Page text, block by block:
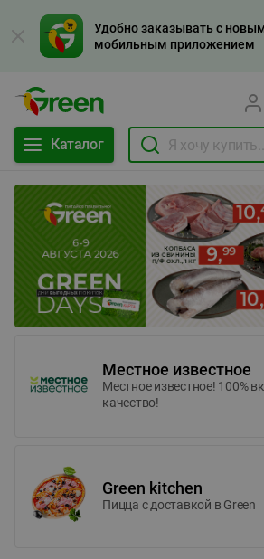
Удобно заказывать с
мобильным приложением
Каталог
Местное известное
Местное известное! 100%
качество!
Green kitchen
Пицца c доставкой в Green